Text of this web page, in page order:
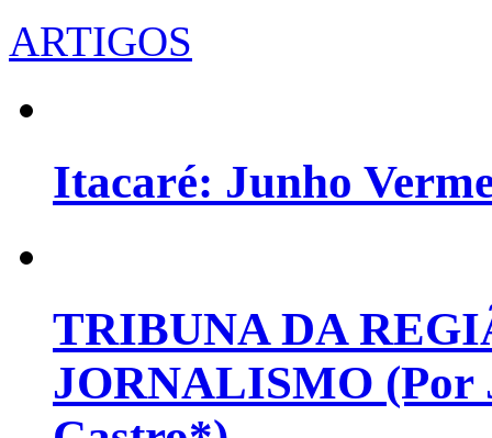
ARTIGOS
Itacaré: Junho
TRIBUNA DA
JORNALISMO (Por